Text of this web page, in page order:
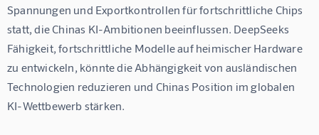
Spannungen und Exportkontrollen für fortschrittliche Chips
statt, die Chinas KI-Ambitionen beeinflussen. DeepSeeks
Fähigkeit, fortschrittliche Modelle auf heimischer Hardware
zu entwickeln, könnte die Abhängigkeit von ausländischen
Technologien reduzieren und Chinas Position im globalen
KI-Wettbewerb stärken.